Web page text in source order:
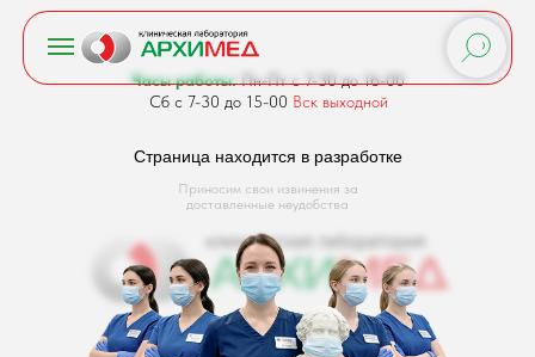
Часы работы:Пн-Пт с 7-30 до 16-00
Сб с 7-30 до 15-00 Вск выходной
Страница находится в разработке
Приносим свои извинения за
доставленные неудобства